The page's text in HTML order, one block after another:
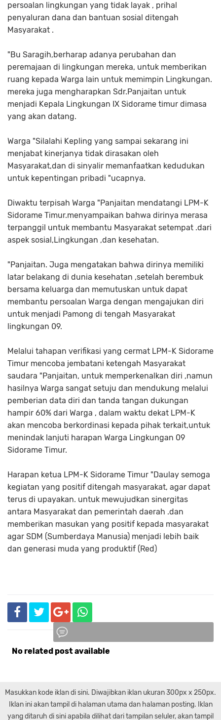
persoalan lingkungan yang tidak layak , prihal
penyaluran dana dan bantuan sosial ditengah
Masyarakat .
"Bu Saragih,berharap adanya perubahan dan
peremajaan di lingkungan mereka, untuk memberikan
ruang kepada Warga lain untuk memimpin Lingkungan.
mereka juga mengharapkan Sdr.Panjaitan untuk
menjadi Kepala Lingkungan IX Sidorame timur dimasa
yang akan datang.
Warga "Silalahi Kepling yang sampai sekarang ini
menjabat kinerjanya tidak dirasakan oleh
Masyarakat,dan di sinyalir memanfaatkan kedudukan
untuk kepentingan pribadi "ucapnya.
Diwaktu terpisah Warga "Panjaitan mendatangi LPM-K
Sidorame Timur.menyampaikan bahwa dirinya merasa
terpanggil untuk membantu Masyarakat setempat .dari
aspek sosial,Lingkungan ,dan kesehatan.
"Panjaitan. Juga mengatakan bahwa dirinya memiliki
latar belakang di dunia kesehatan ,setelah berembuk
bersama keluarga dan memutuskan untuk dapat
membantu persoalan Warga dengan mengajukan diri
untuk menjadi Pamong di tengah Masyarakat
lingkungan 09.
Melalui tahapan verifikasi yang cermat LPM-K Sidorame
Timur mencoba jembatani ketengah Masyarakat
saudara "Panjaitan, untuk memperkenalkan diri ,namun
hasilnya Warga sangat setuju dan mendukung melalui
pemberian data diri dan tanda tangan dukungan
hampir 60% dari Warga , dalam waktu dekat LPM-K
akan mencoba berkordinasi kepada pihak terkait,untuk
menindak lanjuti harapan Warga Lingkungan 09
Sidorame Timur.
Harapan ketua LPM-K Sidorame Timur "Daulay semoga
kegiatan yang positif ditengah masyarakat, agar dapat
terus di upayakan. untuk mewujudkan sinergitas
antara Masyarakat dan pemerintah daerah .dan
memberikan masukan yang positif kepada masyarakat
agar SDM (Sumberdaya Manusia) menjadi lebih baik
dan generasi muda yang produktif (Red)
No related post available
Masukkan kode iklan di sini. Diwajibkan iklan ukuran 300px x 250px.
Iklan ini akan tampil di halaman utama dan halaman posting. Iklan
yang ditaruh di sini apabila dilihat dari tampilan seluler, akan tampil